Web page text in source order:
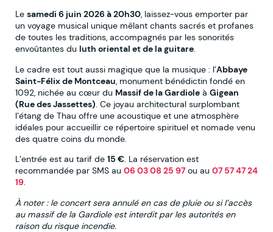
Le samedi 6 juin 2026 à 20h30, laissez-vous emporter par
un voyage musical unique mêlant chants sacrés et profanes
de toutes les traditions, accompagnés par les sonorités
envoûtantes du luth oriental et de la guitare.
Le cadre est tout aussi magique que la musique : l’Abbaye
Saint-Félix de Montceau, monument bénédictin fondé en
1092, nichée au cœur du Massif de la Gardiole à Gigean
(Rue des Jassettes). Ce joyau architectural surplombant
l’étang de Thau offre une acoustique et une atmosphère
idéales pour accueillir ce répertoire spirituel et nomade venu
des quatre coins du monde.
L’entrée est au tarif de 15 €. La réservation est
recommandée par SMS au 06 03 08 25 97 ou au 07 57 47 24
19.
À noter : le concert sera annulé en cas de pluie ou si l’accès
au massif de la Gardiole est interdit par les autorités en
raison du risque incendie.